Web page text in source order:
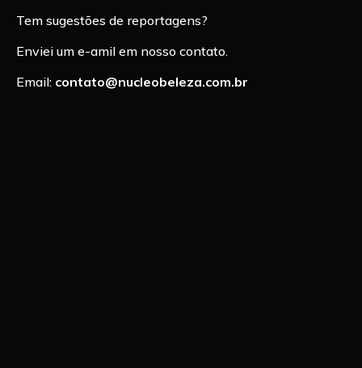
Tem sugestões de reportagens?
Enviei um e-amil em nosso contato.
Email: contato@nucleobeleza.com.br